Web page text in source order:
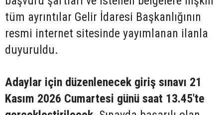
tüm ayrıntılar Gelir İdaresi Başkanlığının
resmi internet sitesinde yayımlanan ilanla
duyuruldu.
Adaylar için düzenlenecek giriş sınavı 21
Kasım 2026 Cumartesi günü saat 13.45'te